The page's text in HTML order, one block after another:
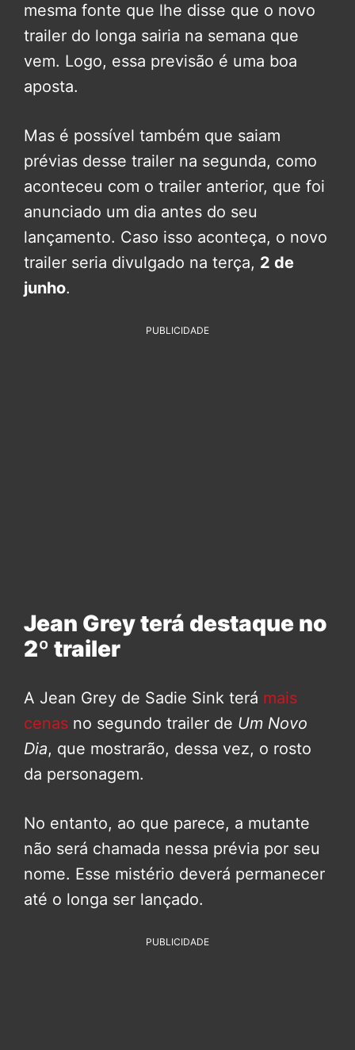
mesma fonte que lhe disse que o novo
trailer do longa sairia na semana que
vem. Logo, essa previsão é uma boa
aposta.
Mas é possível também que saiam
prévias desse trailer na segunda, como
aconteceu com o trailer anterior, que foi
anunciado um dia antes do seu
lançamento. Caso isso aconteça, o novo
trailer seria divulgado na terça, 2 de
junho.
PUBLICIDADE
Jean Grey terá destaque no
2º trailer
A Jean Grey de Sadie Sink terá mais
cenas no segundo trailer de Um Novo
Dia, que mostrarão, dessa vez, o rosto
da personagem.
No entanto, ao que parece, a mutante
não será chamada nessa prévia por seu
nome. Esse mistério deverá permanecer
até o longa ser lançado.
PUBLICIDADE